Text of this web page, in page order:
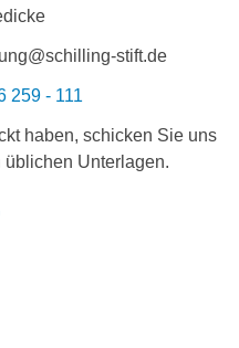
stift.de
259 - 111
haben, schicken Sie uns
üblichen Unterlagen.